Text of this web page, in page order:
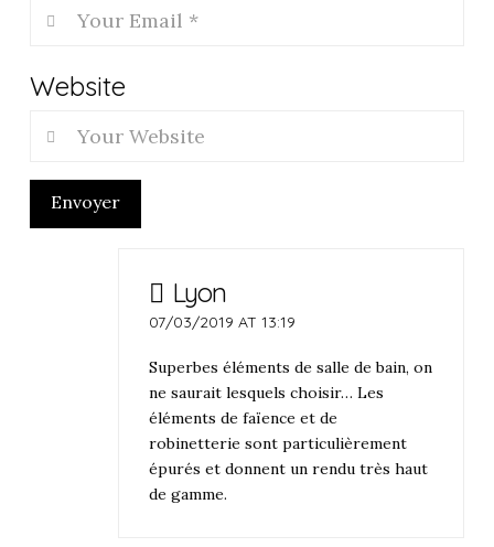
Website
Envoyer
Lyon
07/03/2019 AT 13:19
Superbes éléments de salle de bain, on
ne saurait lesquels choisir… Les
éléments de faïence et de
robinetterie sont particulièrement
épurés et donnent un rendu très haut
de gamme.